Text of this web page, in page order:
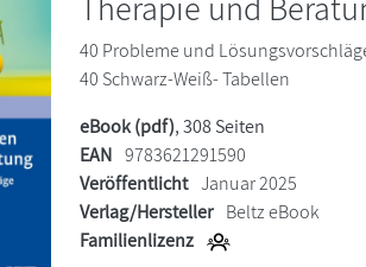
40 Probleme und
40 Schwarz-Weiß- Tabellen
eBook (pdf), 308 Seiten
EAN 9783621291590
Veröffentlicht Januar 2025
Verlag/Hersteller Beltz eBook
Familienlizenz